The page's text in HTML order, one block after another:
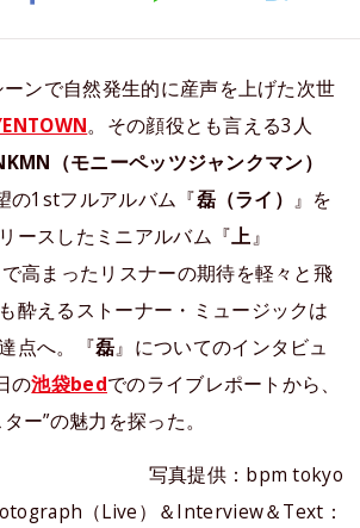
ンで自然発生的に産声を上げた次世
。その顔役とも言える3人
（モニーペッツジャンクマン）
の1stフルアルバム『磊（ライ） 』を
ースしたミニアルバム『上』
で高まったリスナーの期待を軽々と飛
酔えるストーナー・ミュージックは
点へ。『磊』についてのインタビュ
の池袋bedでのライブレポートから、
ー”の魅力を探った。
写真提供：bpm tokyo
（Live）＆Interview＆Text：